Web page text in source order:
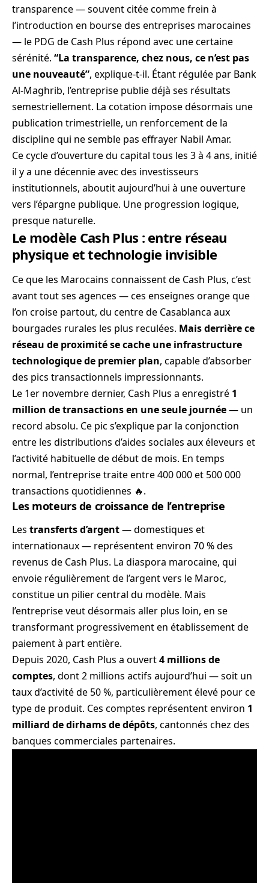
transparence — souvent citée comme frein à
l’introduction en bourse des entreprises marocaines
— le PDG de Cash Plus répond avec une certaine
sérénité. “La transparence, chez nous, ce n’est pas
une nouveauté”, explique-t-il. Étant régulée par Bank
Al-Maghrib, l’entreprise publie déjà ses résultats
semestriellement. La cotation impose désormais une
publication trimestrielle, un renforcement de la
discipline qui ne semble pas effrayer Nabil Amar.
Ce cycle d’ouverture du capital tous les 3 à 4 ans, initié
il y a une décennie avec des investisseurs
institutionnels, aboutit aujourd’hui à une ouverture
vers l’épargne publique. Une progression logique,
presque naturelle.
Le modèle Cash Plus : entre réseau
physique et technologie invisible
Ce que les Marocains connaissent de Cash Plus, c’est
avant tout ses agences — ces enseignes orange que
l’on croise partout, du centre de Casablanca aux
bourgades rurales les plus reculées. Mais derrière ce
réseau de proximité se cache une infrastructure
technologique de premier plan, capable d’absorber
des pics transactionnels impressionnants.
Le 1er novembre dernier, Cash Plus a enregistré 1
million de transactions en une seule journée— un
record absolu. Ce pic s’explique par la conjonction
entre les distributions d’aides sociales aux éleveurs et
l’activité habituelle de début de mois. En temps
normal, l’entreprise traite entre 400 000 et 500 000
transactions quotidiennes 🔥.
Les moteurs de croissance de l’entreprise
Les transferts d’argent— domestiques et
internationaux — représentent environ 70 % des
revenus de Cash Plus. La diaspora marocaine, qui
envoie régulièrement de l’argent vers le Maroc,
constitue un pilier central du modèle. Mais
l’entreprise veut désormais aller plus loin, en se
transformant progressivement en établissement de
paiement à part entière.
Depuis 2020, Cash Plus a ouvert4 millions de
comptes, dont 2 millions actifs aujourd’hui — soit un
taux d’activité de 50 %, particulièrement élevé pour ce
type de produit. Ces comptes représentent environ 1
milliard de dirhams de dépôts, cantonnés chez des
banques commerciales partenaires.